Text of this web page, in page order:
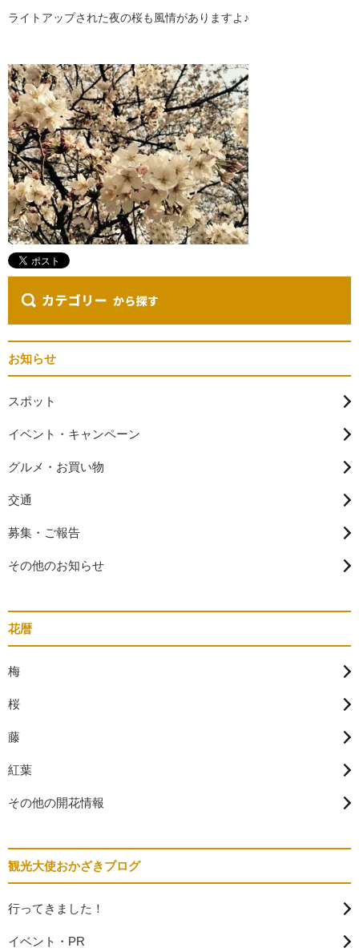
ライトアップされた夜の桜も風情がありますよ♪
お知らせ
スポット
イベント・キャンペーン
グルメ・お買い物
交通
募集・ご報告
その他のお知らせ
花暦
梅
桜
藤
紅葉
その他の開花情報
観光大使おかざきブログ
行ってきました！
イベント・PR